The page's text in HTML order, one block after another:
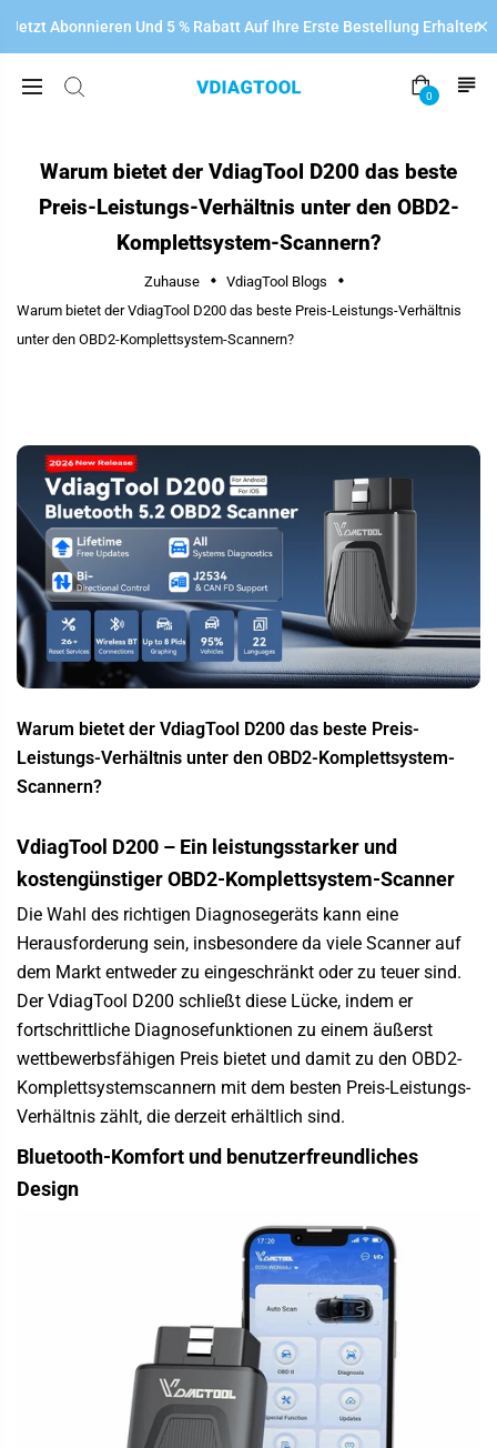
Jetzt Abonnieren Und 5 % Rabatt Auf Ihre Erste Bestellung Erhalten!
0
Warum bietet der VdiagTool D200 das beste
Preis-Leistungs-Verhältnis unter den OBD2-
Komplettsystem-Scannern?
Zuhause
VdiagTool Blogs
Warum bietet der VdiagTool D200 das beste Preis-Leistungs-Verhältnis
unter den OBD2-Komplettsystem-Scannern?
Warum bietet der VdiagTool D200 das beste Preis-
Leistungs-Verhältnis unter den OBD2-Komplettsystem-
Scannern?
VdiagTool D200 – Ein leistungsstarker und
kostengünstiger OBD2-Komplettsystem-Scanner
Die Wahl des richtigen Diagnosegeräts kann eine
Herausforderung sein, insbesondere da viele Scanner auf
dem Markt entweder zu eingeschränkt oder zu teuer sind.
DerVdiagTool D200 schließt diese Lücke, indem er
fortschrittliche Diagnosefunktionen zu einem äußerst
wettbewerbsfähigen Preis bietet und damit zu den OBD2-
Komplettsystemscannern mit dem besten Preis-Leistungs-
Verhältnis zählt, die derzeit erhältlich sind.
Bluetooth-Komfort und benutzerfreundliches
Design